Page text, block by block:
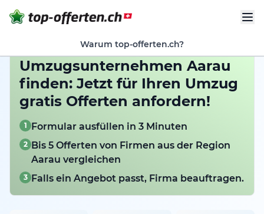
Warum top-offerten.ch?
Umzugsunternehmen Aarau
finden: Jetzt für Ihren Umzug
gratis Offerten anfordern!
1 Formular ausfüllen in 3 Minuten
2 Bis 5 Offerten von Firmen aus der Region
Aarau vergleichen
3 Falls ein Angebot passt, Firma beauftragen.